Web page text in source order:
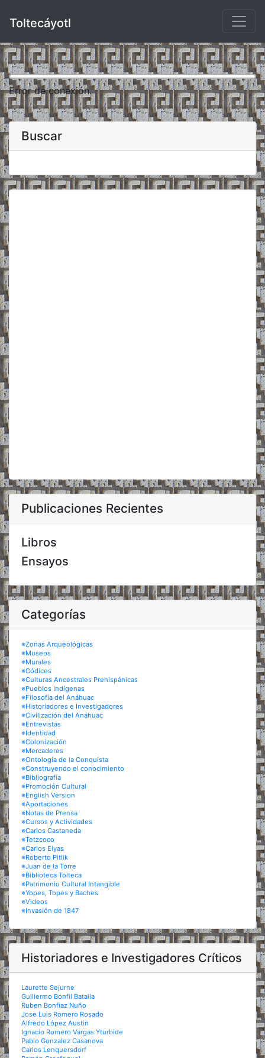
Toltecáyotl
Error de conexión.
Buscar
Publicaciones Recientes
Libros
Ensayos
Categorías
※Zonas Arqueológicas
※Museos
※Murales
※Códices
※Culturas Ancestrales Prehispánicas
※Pueblos Indígenas
※Filosofía del Anáhuac
※Historiadores e Investigadores
※Civilización del Anáhuac
※Entrevistas
※Identidad
※Colonización
※Mercaderes
※Ontología de la Conquista
※Construyendo el conocimiento
※Bibliografía
※Promoción Cultural
※English Version
※Aportaciones
※Notas de Prensa
※Cursos y Actividades
※Carlos Castaneda
※Tetzcoco
※Carlos Elyas
※Roberto Pitlik
※Juan de la Torre
※Biblioteca Tolteca
※Patrimonio Cultural Intangible
※Yopes, Topes y Baches
※Videos
※Invasión de 1847
Historiadores e Investigadores Críticos
Laurette Sejurne
Guillermo Bonfil Batalla
Ruben Bonfiaz Nuño
Jose Luis Romero Rosado
Alfredo López Austin
Ignacio Romero Vargas Yturbide
Pablo Gonzalez Casanova
Carlos Lenquersdorf